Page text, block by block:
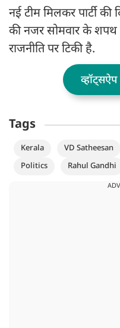
नई टीम मिलकर पार्टी
की नजर सोमवार के
राजनीति पर टिकी है.
Tags
Kerala VD Satheesan
Politics
Rahul Gandhi